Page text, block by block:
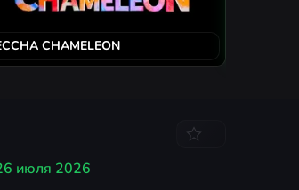
CHAMELEON
июля 2026